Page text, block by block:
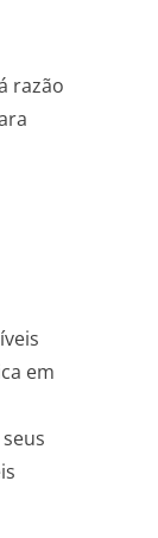
razão
em